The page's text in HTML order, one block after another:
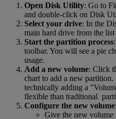
Open Disk Utility: Go to
and double-click on Disk
Select your drive: In the
main hard drive from the
Start the partition process
toolbar. You will see a pie
usage.
Add a new volume: Click
chart to add a new
technically adding a
flexible than traditional
Configure the new volume:
Give the new volume